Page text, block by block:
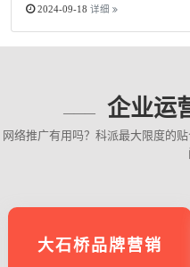
2024-09-18 详细
企业运
网络推广有用吗？科派最大限度的
大石桥品牌营销